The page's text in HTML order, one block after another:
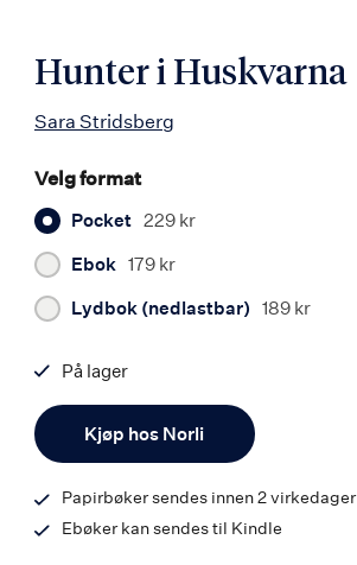
Hunter i Huskvarna
Sara Stridsberg
Velg format
Pocket 229 kr
Ebok 179 kr
Lydbok (nedlastbar) 189 kr
Kjøp hos Norli
På lager
9788203395390
Papirbøker sendes innen 2 virkedager
Ebøker kan sendes til Kindle